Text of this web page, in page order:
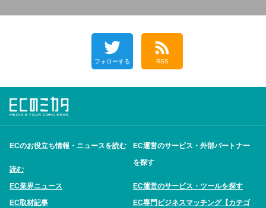
フォローする RSS
ECのお役立ち情報・ニュースを読む
読む
EC業界ニュース
EC取材記事
EC運営のサービス・外部パートナー
を探す
EC運営のサービス・ツールを探す
EC専門ビジネスマッチング【カテゴ